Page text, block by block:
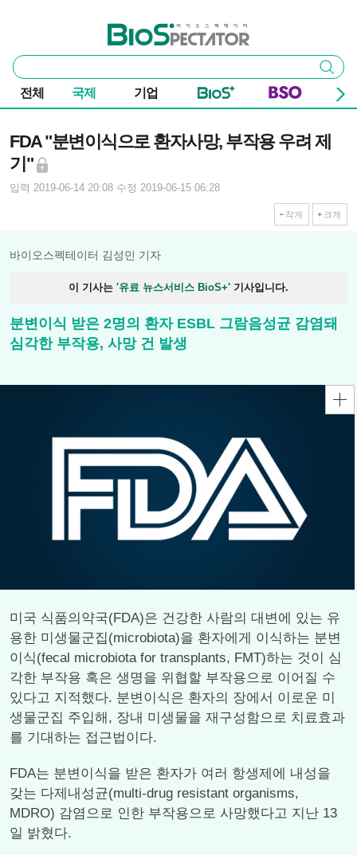
바이오스펙테이터
통
합
검
색
검색
전체 국제 기업
FDA "분변이식으로 환자사망, 부작용 우려 제
기"
입력 2019-06-14 20:08 수정 2019-06-15 06:28
작게 크게
바이오스펙테이터 김성민 기자
이 기사는 '유료 뉴스서비스 BioS+' 기사입니다.
분변이식 받은 2명의 환자 ESBL 그람음성균 감염돼
심각한 부작용, 사망 건 발생
미국 식품의약국(FDA)은 건강한 사람의 대변에 있는 유
용한 미생물군집(microbiota)을 환자에게 이식하는 분변
이식(fecal microbiota for transplants, FMT)하는 것이 심
각한 부작용 혹은 생명을 위협할 부작용으로 이어질 수
있다고 지적했다. 분변이식은 환자의 장에서 이로운 미
생물군집 주입해, 장내 미생물을 재구성함으로 치료효과
를 기대하는 접근법이다.
FDA는 분변이식을 받은 환자가 여러 항생제에 내성을
갖는 다제내성균(multi-drug resistant organisms,
MDRO) 감염으로 인한 부작용으로 사망했다고 지난 13
일 밝혔다.